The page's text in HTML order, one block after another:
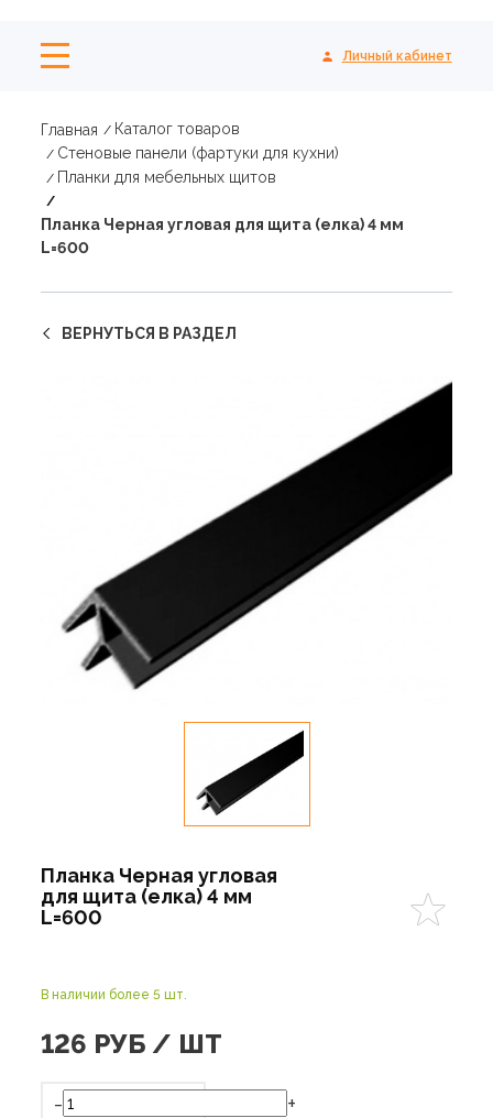
Личный кабинет
Главная
Каталог товаров
Стеновые панели (фартуки для кухни)
Планки для мебельных щитов
Планка Черная угловая для щита (елка) 4 мм
L=600
ВЕРНУТЬСЯ В РАЗДЕЛ
Планка Черная угловая
для щита (елка) 4 мм
L=600
В наличии более 5 шт.
126 РУБ / ШТ
- +